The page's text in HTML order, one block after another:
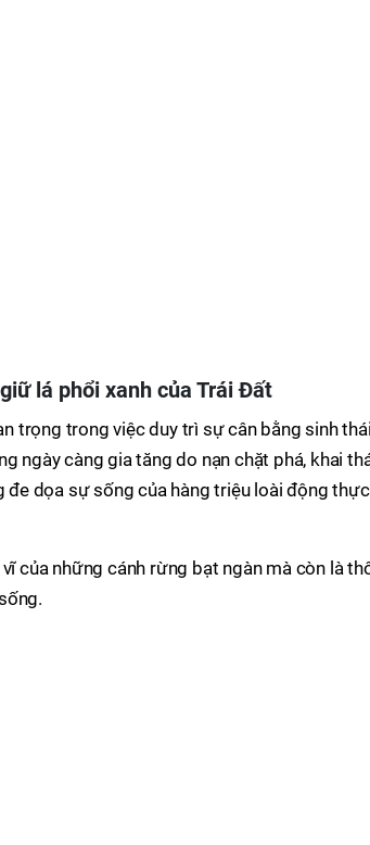
lá phổi xanh của Trái Đất
trọng trong việc duy trì sự cân bằng sinh
ngày càng gia tăng do nạn chặt phá, khai
đe dọa sự sống của hàng triệu loài động thực
của những cánh rừng bạt ngàn mà còn là